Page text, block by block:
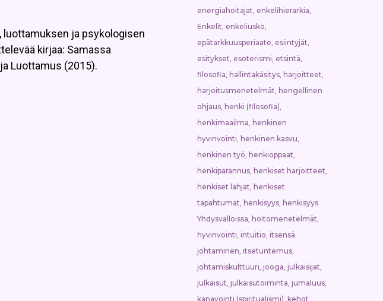
ja psykologisen
kirjaa: Samassa
Luottamus (2015).
energiahoitajat enkelihierarkia
Enkelit enkeliusko
epätarkkuusperiaate esiintyjät
esitykset esoterismi etsintä
filosofia hallintakäsitys harjoitteet
harjoitusmenetelmät hengellinen
ohjaus henki (filosofia)
henkimaailma henkinen
hyvinvointi henkinen kasvu
henkinen työ henkioppaat
henkiparannus henkiset harjoitteet
henkiset lahjat henkiset
tapahtumat henkisyys henkisyys
Yhdysvalloissa hoitomenetelmät
hyvinvointi intuitio itsensä
johtaminen itsetuntemus
johtamiskulttuuri jooga julkaisijat
julkaisut julkaisutoiminta jumaluus
kanavointi (spiritualismi) kehot